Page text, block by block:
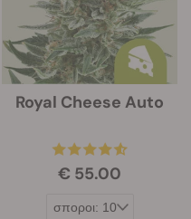
Royal Cheese Auto
€ 55.00